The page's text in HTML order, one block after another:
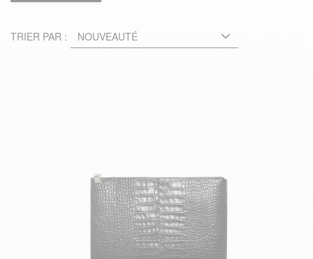
TRIER PAR :